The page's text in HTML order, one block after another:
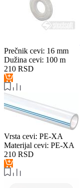
Prečnik cevi: 16 mm
Dužina cevi: 100 m
210 RSD
Vrsta cevi: PE-XA
Materijal cevi: PE-XA
210 RSD